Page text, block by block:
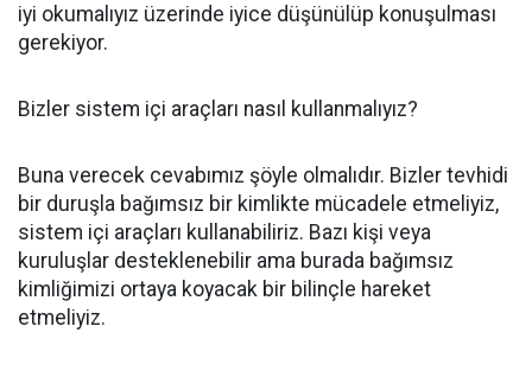
iyi okumalıyız üzerinde iyice düşünülüp konuşulması
gerekiyor.
Bizler sistem içi araçları nasıl kullanmalıyız?
Buna verecek cevabımız şöyle olmalıdır. Bizler tevhidi
bir duruşla bağımsız bir kimlikte mücadele etmeliyiz,
sistem içi araçları kullanabiliriz. Bazı kişi veya
kuruluşlar desteklenebilir ama burada bağımsız
kimliğimizi ortaya koyacak bir bilinçle hareket
etmeliyiz.